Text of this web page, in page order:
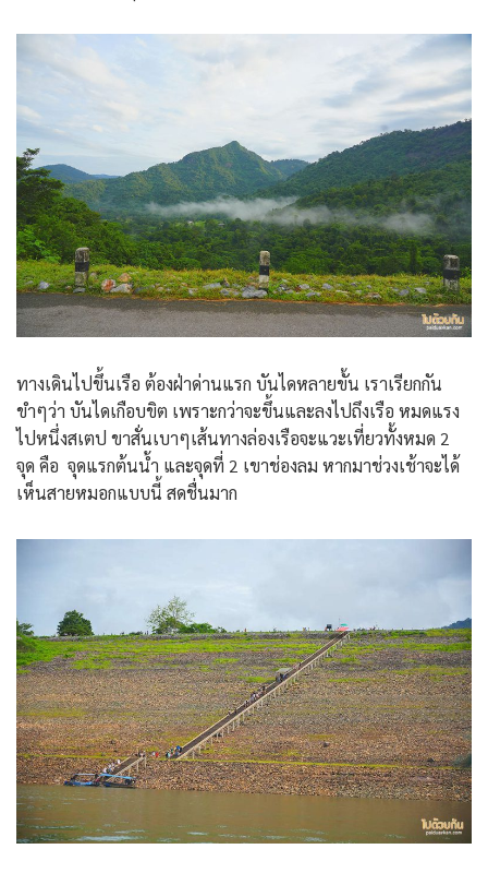
ทางเดินไปขึ้นเรือ ต้องฝ่าด่านแรก บันไดหลายขั้น เราเรียกกัน
ขำๆว่า บันไดเกือบขิต เพราะกว่าจะขึ้นและลงไปถึงเรือ หมดแรง
ไปหนึ่งสเตป ขาสั่นเบาๆเส้นทางล่องเรือจะแวะเที่ยวทั้งหมด 2
จุด คือ จุดแรกต้นน้ำ และจุดที่ 2 เขาช่องลม หากมาช่วงเช้าจะได้
เห็นสายหมอกแบบนี้ สดชื่นมาก